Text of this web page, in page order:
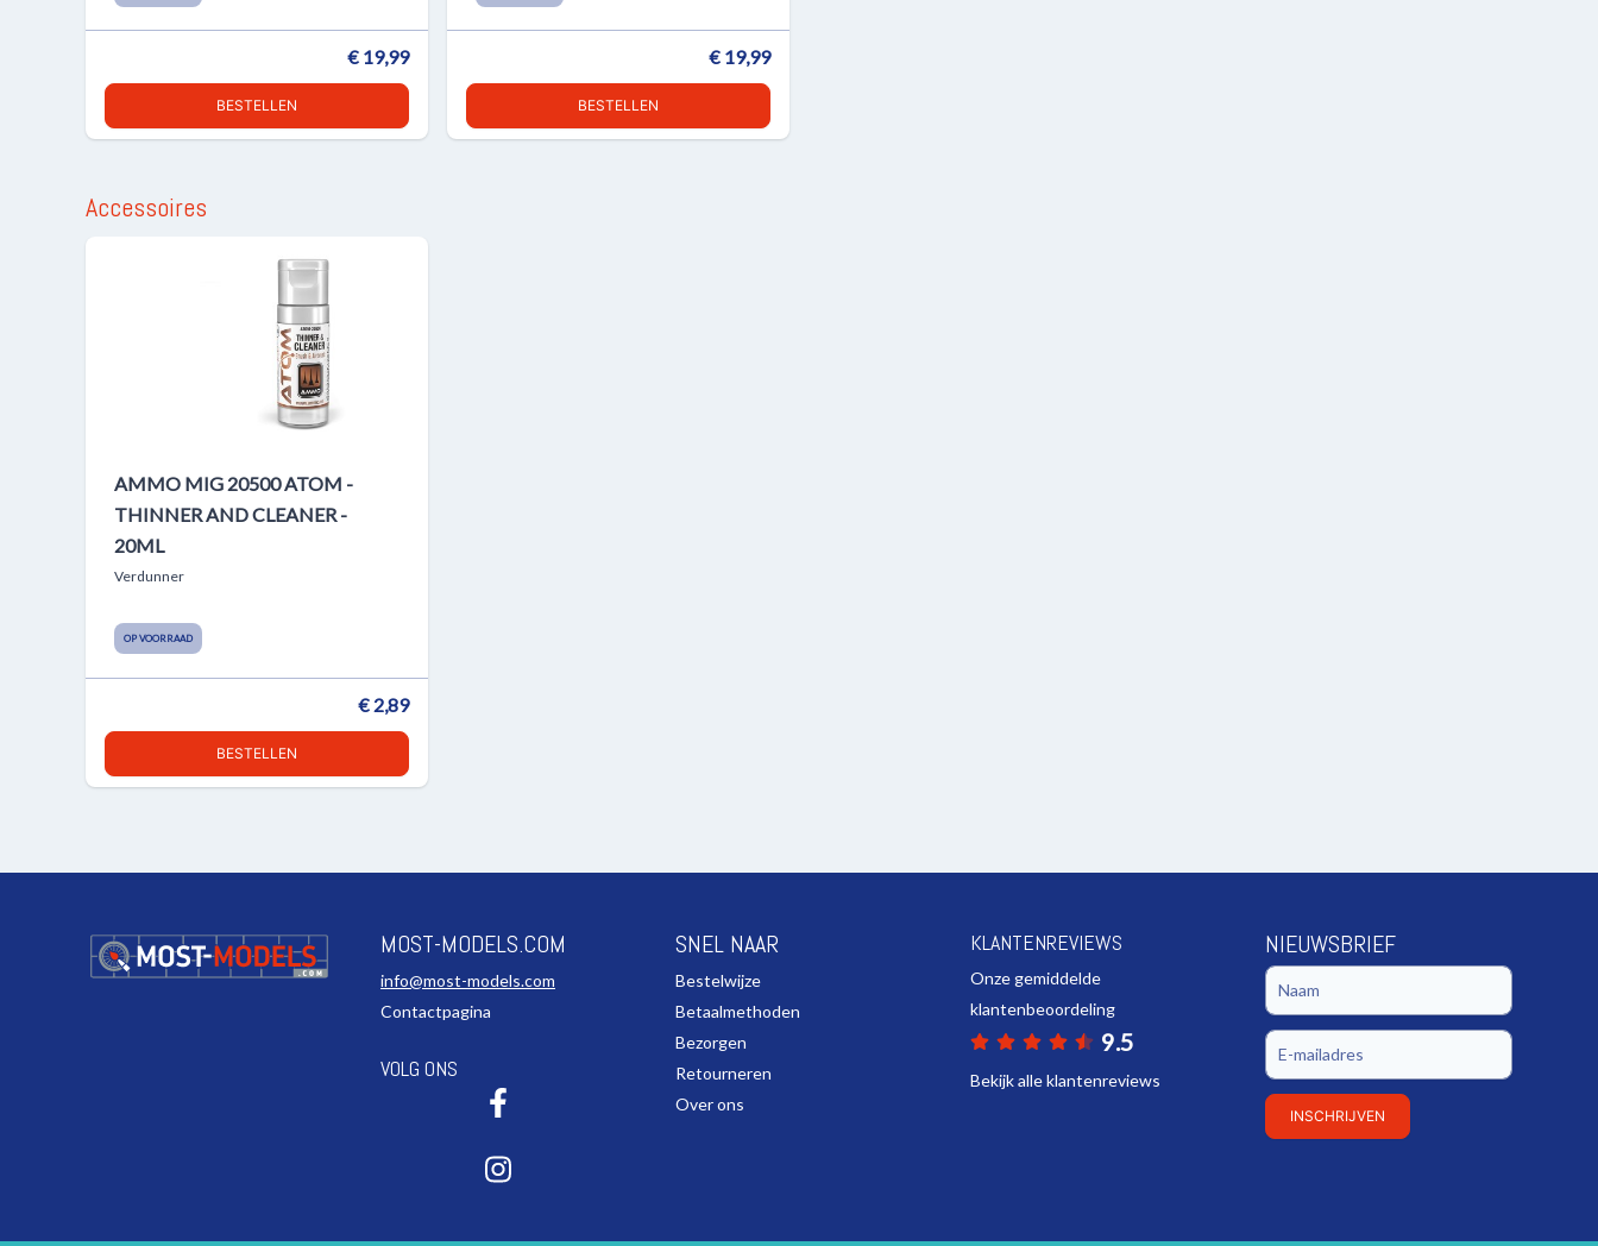
€ 19,99
BESTELLEN
€ 19,99
BESTELLEN
Accessoires
AMMO MIG 20500 ATOM -
THINNER AND CLEANER -
20ML
Verdunner
OP VOORRAAD
€ 2,89
BESTELLEN
MOST-MODELS.COM
info@most-models.com
Contactpagina
VOLG ONS
SNEL NAAR
Bestelwijze
Betaalmethoden
Bezorgen
Retourneren
Over ons
KLANTENREVIEWS
Onze gemiddelde
klantenbeoordeling
9.5
Bekijk alle klantenreviews
NIEUWSBRIEF
INSCHRIJVEN